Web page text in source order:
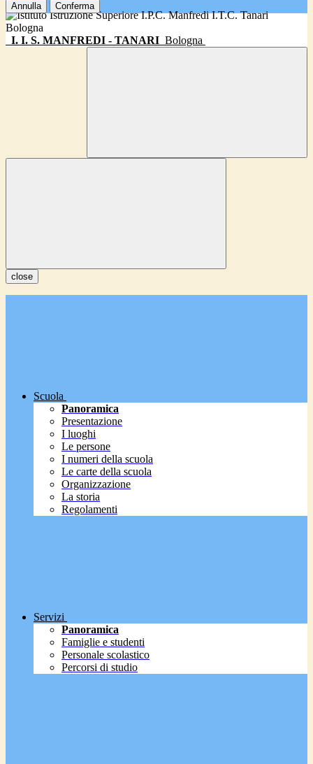
Annulla Conferma
I. I. S. MANFREDI - TANARI Bologna
close
Scuola
Panoramica
Presentazione
I luoghi
Le persone
I numeri della scuola
Le carte della scuola
Organizzazione
La storia
Regolamenti
Servizi
Panoramica
Famiglie e studenti
Personale scolastico
Percorsi di studio